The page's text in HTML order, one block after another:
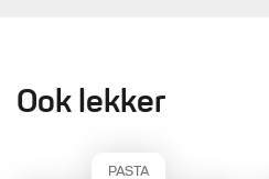
Ook lekker
PASTA